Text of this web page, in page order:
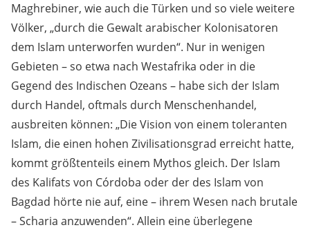
Maghrebiner, wie auch die Türken und so viele weitere
Völker, „durch die Gewalt arabischer Kolonisatoren
dem Islam unterworfen wurden“. Nur in wenigen
Gebieten – so etwa nach Westafrika oder in die
Gegend des Indischen Ozeans – habe sich der Islam
durch Handel, oftmals durch Menschenhandel,
ausbreiten können: „Die Vision von einem toleranten
Islam, die einen hohen Zivilisationsgrad erreicht hatte,
kommt größtenteils einem Mythos gleich. Der Islam
des Kalifats von Córdoba oder der des Islam von
Bagdad hörte nie auf, eine – ihrem Wesen nach brutale
– Scharia anzuwenden“. Allein eine überlegene